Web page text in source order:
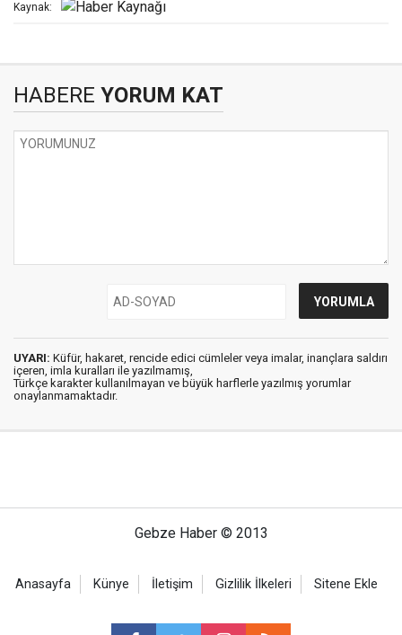
Kaynak:
HABERE YORUM KAT
UYARI: Küfür, hakaret, rencide edici cümleler veya imalar, inançlara saldırı
içeren, imla kuralları ile yazılmamış,
Türkçe karakter kullanılmayan ve büyük harflerle yazılmış yorumlar
onaylanmamaktadır.
Gebze Haber © 2013
Anasayfa Künye İletişim Gizlilik İlkeleri Sitene Ekle